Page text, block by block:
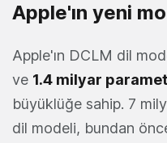
Apple'ın yeni
Apple'ın DCLM dil
ve 1.4 milyar
büyüklüğe sahip. 7
dil modeli, bundan